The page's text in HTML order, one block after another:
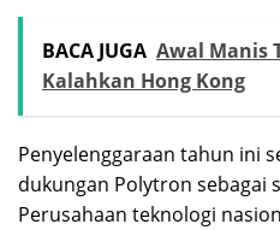
BACA JUGA Awal Manis
Kalahkan Hong Kong
Penyelenggaraan tahun ini
dukungan Polytron sebagai
Perusahaan teknologi